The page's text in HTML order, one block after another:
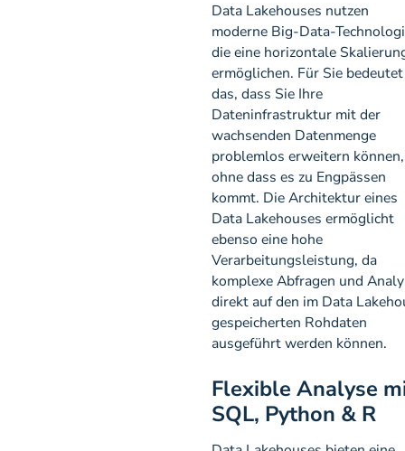
Data Lakehouses nutzen
moderne Big-Data-
die eine horizontale
ermöglichen. Für Sie bedeutet
das, dass Sie Ihre
Dateninfrastruktur mit der
wachsenden Datenmenge
problemlos erweitern können,
ohne dass es zu Engpässen
kommt. Die Architektur eines
Data Lakehouses ermöglicht
ebenso eine hohe
Verarbeitungsleistung, da
komplexe Abfragen und
direkt auf den im Data
gespeicherten Rohdaten
ausgeführt werden können.
Flexible Analyse
SQL, Python & R